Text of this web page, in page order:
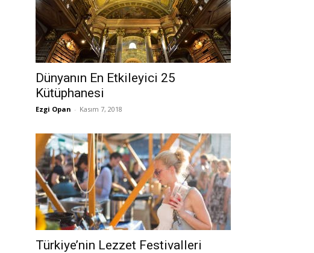
Dünyanın En Etkileyici 25
Kütüphanesi
Ezgi Opan - Kasım 7, 2018
Türkiye’nin Lezzet Festivalleri